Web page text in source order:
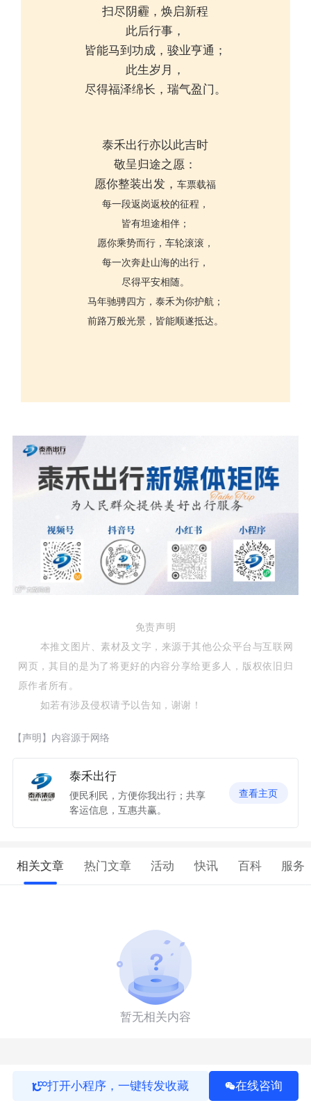
扫尽阴霾，焕启新程
此后行事，
皆能马到功成，骏业亨通；
此生岁月，
尽得福泽绵长，瑞气盈门。
泰禾出行亦以此吉时
敬呈归途之愿：
愿你整装出发，车票载福
每一段返岗返校的征程，
皆有坦途相伴；
愿你乘势而行，车轮滚滚，
每一次奔赴山海的出行，
尽得平安相随。
马年驰骋四方，泰禾为你护航；
前路万般光景，皆能顺遂抵达。
免责声明
本推文图片、素材及文字，来源于其他公众平台与互联网
网页，其目的是为了将更好的内容分享给更多人，版权依旧归
原作者所有。
如若有涉及侵权请予以告知，谢谢！
【声明】内容源于网络
泰禾出行
便民利民，方便你我出行；共享
客运信息，互惠共赢。
查看主页
相关文章 热门文章 活动 快讯 百科 服务
暂无相关内容
打开小程序，一键转发收藏 在线咨询